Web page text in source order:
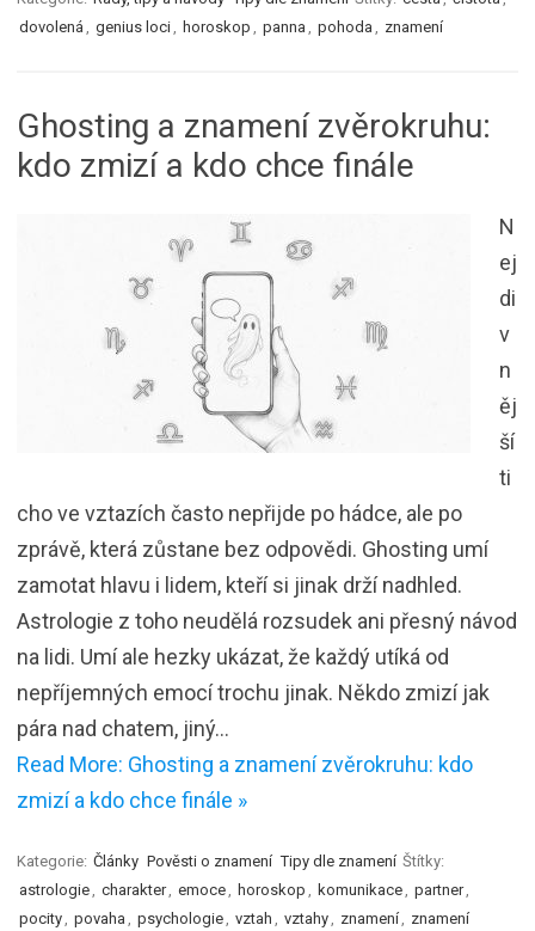
dovolená
genius loci horoskop panna pohoda znamení
Ghosting a znamení zvěrokruhu:
kdo zmizí a kdo chce finále
N
ej
di
v
n
ěj
ší
ti
cho ve vztazích často nepřijde po hádce, ale po
zprávě, která zůstane bez odpovědi. Ghosting umí
zamotat hlavu i lidem, kteří si jinak drží nadhled.
Astrologie z toho neudělá rozsudek ani přesný návod
na lidi. Umí ale hezky ukázat, že každý utíká od
nepříjemných emocí trochu jinak. Někdo zmizí jak
pára nad chatem, jiný…
Read More: Ghosting a znamení zvěrokruhu: kdo
zmizí a kdo chce finále »
Kategorie: Články Pověsti o znamení Tipy dle znamení Štítky:
astrologie
charakter emoce horoskop komunikace partner
pocity
povaha psychologie vztah vztahy znamení
znamení